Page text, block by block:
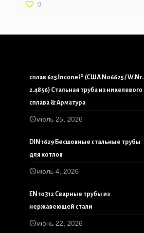
0
сплав 625 Inconel® (США N06625 / W.Nr.
2.4856) Стальная труба из никелевого
сплава & Арматура
июль 25, 2026
DIN 1629 Бесшовные стальные трубы
для котлов
июль 4, 2026
EN 10312 Сварные трубы из
нержавеющей стали
июнь 22, 2026